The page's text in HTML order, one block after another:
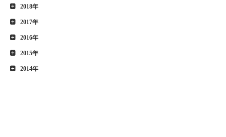
2018年
2017年
2016年
2015年
2014年